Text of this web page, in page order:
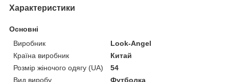
Характеристики
Основні
Виробник
Look-Angel
Країна виробник
Китай
Розмір жіночого одягу (UA)
54
Вид виробу
Футболка